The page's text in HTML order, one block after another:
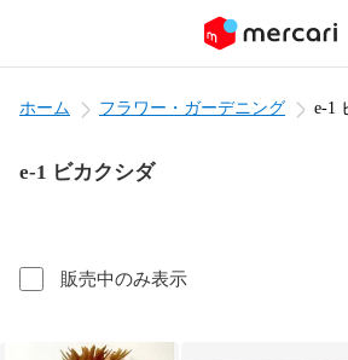
ホーム フラワー・ガーデニング e-1
e-1 ビカクシダ
販売中のみ表示